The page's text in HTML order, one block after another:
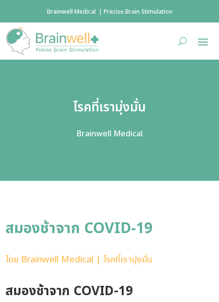
Brainwell Medical | Precise Brain Stimulation
โรคที่เรามุ่งมั่น
Brainwell Medical
สมองช้าจาก COVID-19
โดย Brainwell Medical | โรคที่เรามุ่งมั่น
สมองช้าจาก COVID-19